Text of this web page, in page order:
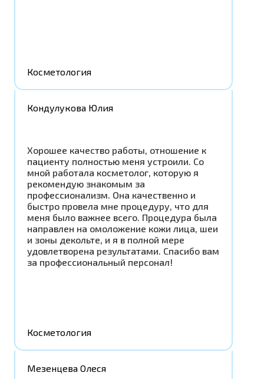
Косметология
Кондулукова Юлия
Хорошее качество работы, отношение к
пациенту полностью меня устроили. Со
мной работала косметолог, которую я
рекомендую знакомым за
профессионализм. Она качественно и
быстро провела мне процедуру, что для
меня было важнее всего. Процедура была
направлен на омоложение кожи лица, шеи
и зоны декольте, и я в полной мере
удовлетворена результатами. Спасибо вам
за профессиональный персонал!
Косметология
Мезенцева Олеся